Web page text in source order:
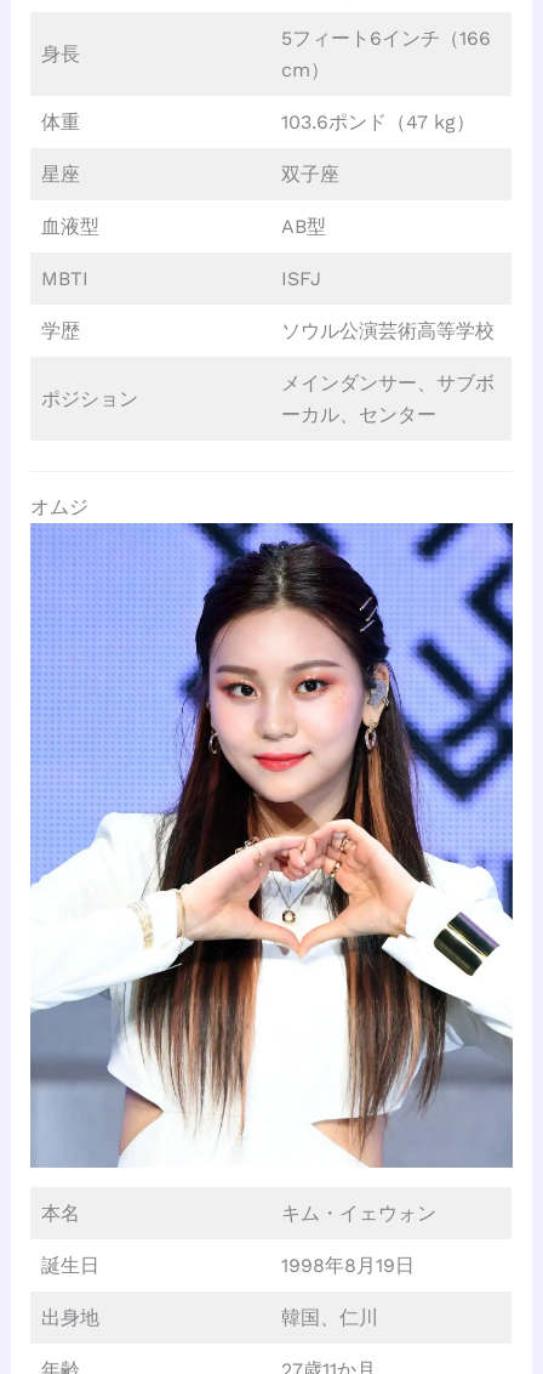
身長
5フィート6インチ（166
cm）
体重 103.6ポンド（47 kg）
星座 双子座
血液型 AB型
MBTI ISFJ
学歴 ソウル公演芸術高等学校
ポジション
メインダンサー、サブボ
ーカル、センター
オムジ
本名 キム・イェウォン
誕生日 1998年8月19日
出身地 韓国、仁川